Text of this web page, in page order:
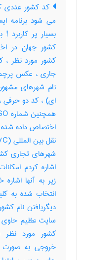
کد کشور عددی
می شود برنامه
کشور جهان در
کشور مورد نظر
جاری ، عکس پرچم
نام شهرهای
ای) ، کد دو حرفی
اختصاص داده شده
شهرهای تجاری
اشاره کردم
زیر به آنها
انتخاب شده به
سایت عظیم حاوی